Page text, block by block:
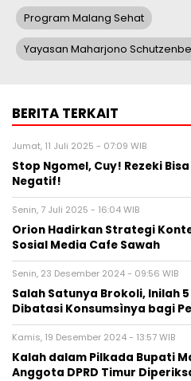
Program Malang Sehat
Yayasan Maharjono
BERITA TERKAIT
Jumat, 11 Juli 2025 - 07:09 WIB
Stop Ngomel, Cuy! Rezeki
Negatif!
Senin, 7 Juli 2025 - 16:04 WIB
Orion Hadirkan Strategi
Sosial Media Cafe Sawah
Senin, 23 Desember 2024 - 09:56 WIB
Salah Satunya Brokoli, Inilah
Dibatasi Konsumsìnya bagi
Kamis, 19 Desember 2024 - 13:57 WIB
Kalah dalam Pilkada Bupati
Anggota DPRD Timur